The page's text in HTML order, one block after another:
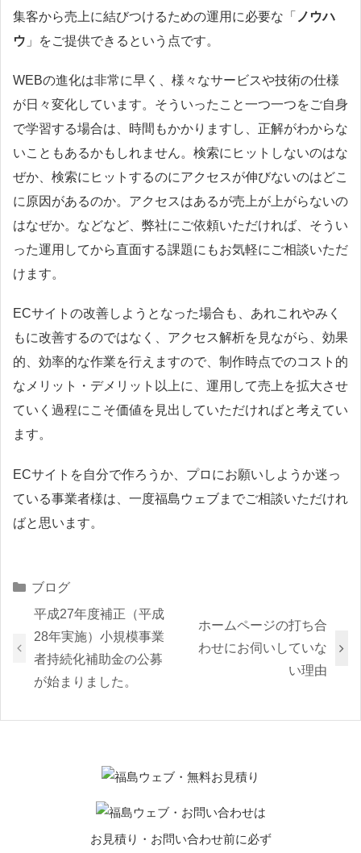
集客から売上に結びつけるための運用に必要な「 ノウハ
ウ 」をご提供できるという点です。
WEBの進化は非常に早く、様々なサービスや技術の仕様
が日々変化しています。そういったこと一つ一つをご自身
で学習する場合は、時間もかかりますし、正解がわからな
いこともあるかもしれません。検索にヒットしないのはな
ぜか、検索にヒットするのにアクセスが伸びないのはどこ
に原因があるのか。アクセスはあるが売上が上がらないの
はなぜか。などなど、弊社にご依頼いただければ、そうい
った運用してから直面する課題にもお気軽にご相談いただ
けます。
ECサイトの改善しようとなった場合も、あれこれやみく
もに改善するのではなく、アクセス解析を見ながら、効果
的、効率的な作業を行えますので、制作時点でのコスト的
なメリット・デメリット以上に、運用して売上を拡大させ
ていく過程にこそ価値を見出していただければと考えてい
ます。
ECサイトを自分で作ろうか、プロにお願いしようか迷っ
ている事業者様は、一度福島ウェブまでご相談いただけれ
ばと思います。
Categories
ブログ
平成27年度補正（平成
28年実施）小規模事業
者持続化補助金の公募
が始まりました。
ホームページの打ち合
わせにお伺いしていな
い理由
お見積り・お問い合わせ前に必ず